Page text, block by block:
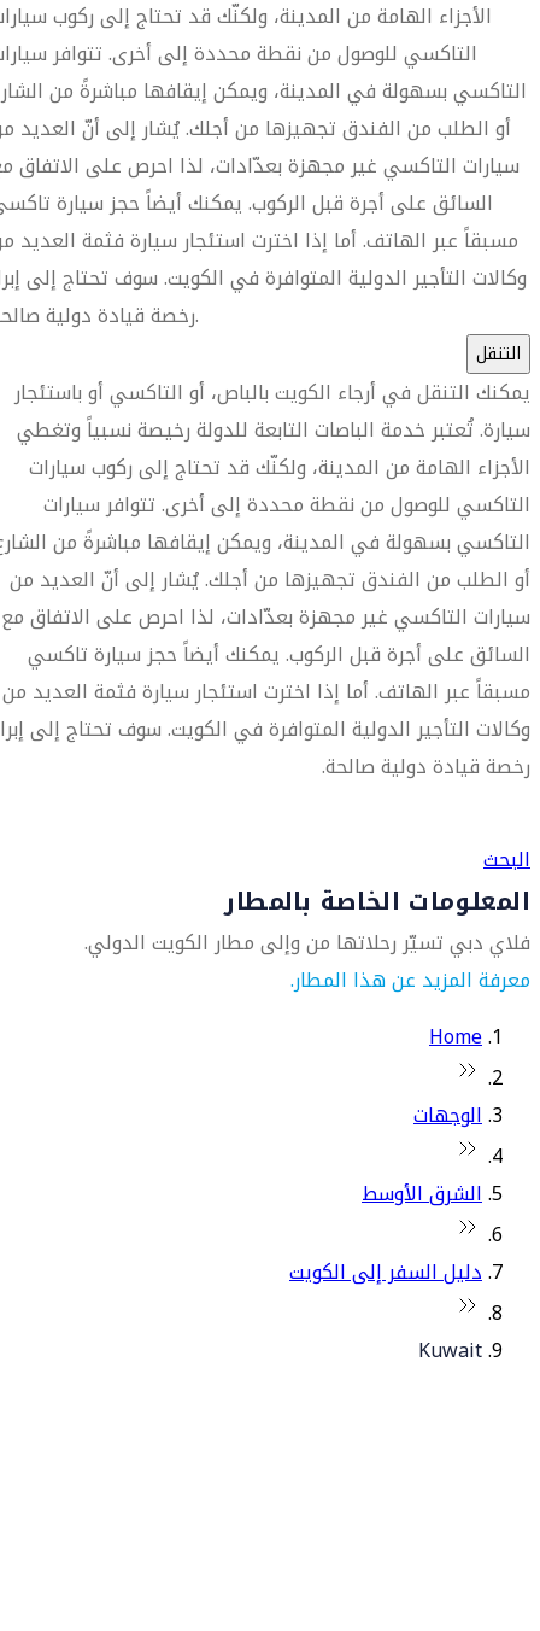
الأجزاء الهامة من المدينة، ولكنّك قد تحتاج إلى ركوب
التاكسي للوصول من نقطة محددة إلى أخرى. تتوافر
التاكسي بسهولة في المدينة، ويمكن إيقافها مباشرةً من
أو الطلب من الفندق تجهيزها من أجلك. يُشار إلى أنّ العديد
سيارات التاكسي غير مجهزة بعدّادات، لذا احرص على الاتفاق
السائق على أجرة قبل الركوب. يمكنك أيضاً حجز سيارة
مسبقاً عبر الهاتف. أما إذا اخترت استئجار سيارة فثمة العديد
وكالات التأجير الدولية المتوافرة في الكويت. سوف تحتاج إلى
رخصة قيادة دولية صالحة.
التنقل
يمكنك التنقل في أرجاء الكويت بالباص، أو التاكسي أو باستئجار
سيارة. تُعتبر خدمة الباصات التابعة للدولة رخيصة نسبياً وتغطي
الأجزاء الهامة من المدينة، ولكنّك قد تحتاج إلى ركوب سيارات
التاكسي للوصول من نقطة محددة إلى أخرى. تتوافر سيارات
التاكسي بسهولة في المدينة، ويمكن إيقافها مباشرةً من
أو الطلب من الفندق تجهيزها من أجلك. يُشار إلى أنّ العديد من
سيارات التاكسي غير مجهزة بعدّادات، لذا احرص على الاتفاق مع
السائق على أجرة قبل الركوب. يمكنك أيضاً حجز سيارة تاكسي
مسبقاً عبر الهاتف. أما إذا اخترت استئجار سيارة فثمة العديد من
وكالات التأجير الدولية المتوافرة في الكويت. سوف تحتاج إلى
رخصة قيادة دولية صالحة.
البحث
المعلومات الخاصة بالمطار
فلاي دبي تسيّر رحلاتها من وإلى مطار الكويت الدولي.
معرفة المزيد عن هذا المطار.
Home
الوجهات
الشرق الأوسط
دليل السفر إلى الكويت
Kuwait